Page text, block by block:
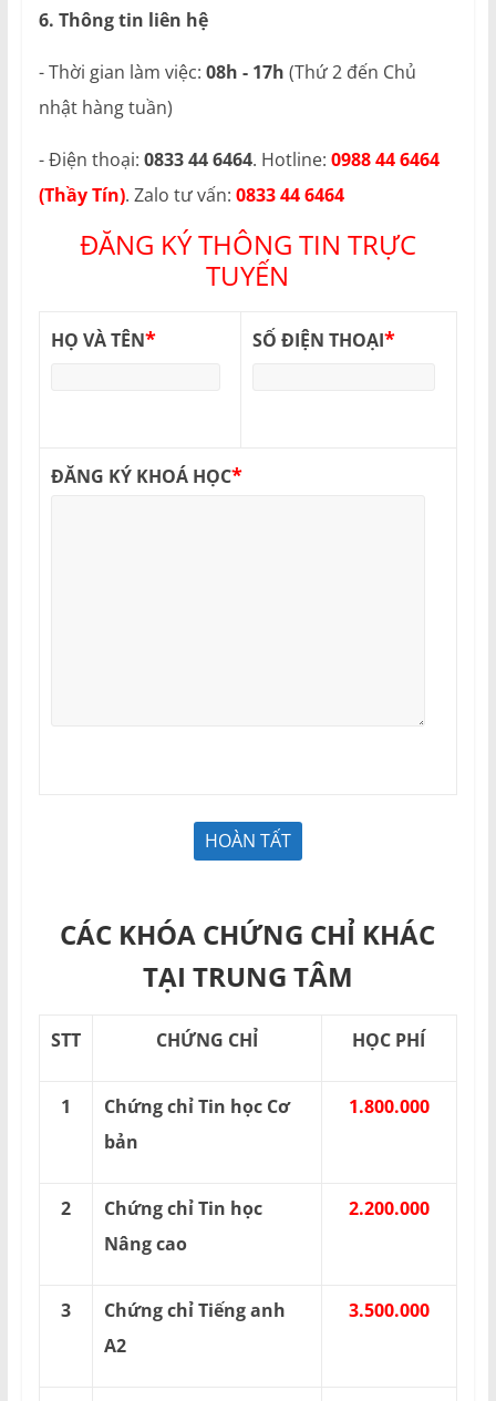
6. Thông tin liên hệ
- Thời gian làm việc: 08h - 17h (Thứ 2 đến Chủ
nhật hàng tuần)
- Điện thoại: 0833 44 6464. Hotline: 0988 44 6464
(Thầy Tín). Zalo tư vấn: 0833 44 6464
ĐĂNG KÝ THÔNG TIN TRỰC
TUYẾN
HỌ VÀ TÊN* SỐ ĐIỆN THOẠI*
ĐĂNG KÝ KHOÁ HỌC*
CÁC KHÓA CHỨNG CHỈ KHÁC
TẠI TRUNG TÂM
STT CHỨNG CHỈ HỌC PHÍ
1
Chứng chỉ Tin học Cơ
bản
1.800.000
2
Chứng chỉ Tin học
Nâng cao
2.200.000
3
Chứng chỉ Tiếng anh
A2
3.500.000